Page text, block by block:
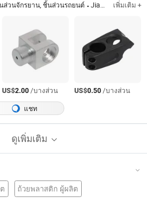
ส่วนจักรยาน, ชิ้นส่วนรถยนต์ Jiangsu เพิ่มเติม +
US$2.00/บางส่วน US$0.50/บางส่วน
แชท
ดูเพิ่มเติม
ถ้วยพลาสติก ผู้ผลิต